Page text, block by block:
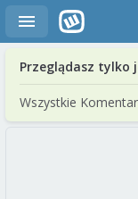
Przeglądasz tylko
Wszystkie